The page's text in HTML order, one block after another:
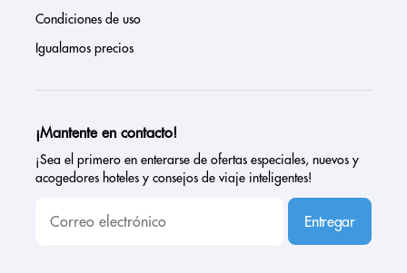
Condiciones de uso
Igualamos precios
¡Mantente en contacto!
¡Sea el primero en enterarse de ofertas especiales, nuevos y
acogedores hoteles y consejos de viaje inteligentes!
Entregar